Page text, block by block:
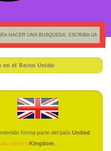
en el Reino Unido
forma parte del país United
Kingdom
sobre el